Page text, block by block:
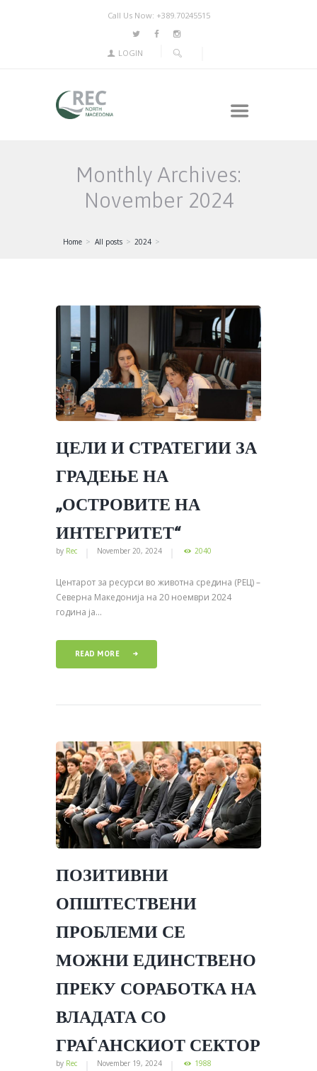
Call Us Now: +389.70245515
LOGIN
Monthly Archives:
November 2024
Home All posts 2024
ЦЕЛИ И СТРАТЕГИИ ЗА
ГРАДЕЊЕ НА
„ОСТРОВИТЕ НА
ИНТЕГРИТЕТ“
by Rec November 20, 2024 2040
Центарот за ресурси во животна средина (РЕЦ) –
Северна Македонија на 20 ноември 2024
година ја...
READ MORE
ПОЗИТИВНИ
ОПШТЕСТВЕНИ
ПРОБЛЕМИ СЕ
МОЖНИ ЕДИНСТВЕНО
ПРЕКУ СОРАБОТКА НА
ВЛАДАТА СО
ГРАЃАНСКИОТ СЕКТОР
by Rec November 19, 2024 1988